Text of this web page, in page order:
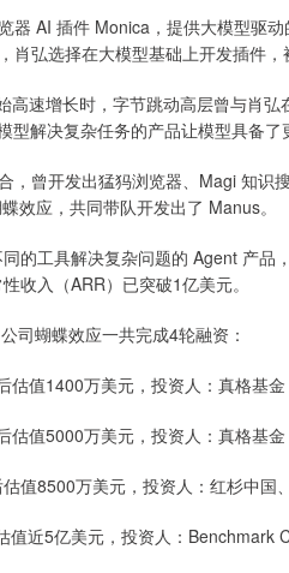
器 AI 插件 Monica，提供大模型驱
肖弘选择在大模型基础上开发插件
高速增长时，字节跳动高层曾与肖
型解决复杂任务的产品让模型具备了
，曾开发出猛犸浏览器、Magi 知识
效应，共同带队开发出了 Manus。
的工具解决复杂问题的 Agent 产
收入（ARR）已突破1亿美元。
司蝴蝶效应一共完成4轮融资：
估值1400万美元，投资人：真格基金
估值5000万美元，投资人：真格基金
值8500万美元，投资人：红杉中
值近5亿美元，投资人：Benchmark